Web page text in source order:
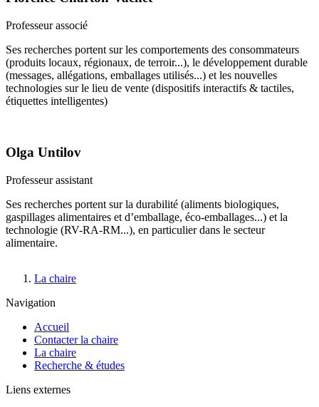
Professeur associé
Ses recherches portent sur les comportements des consommateurs
(produits locaux, régionaux, de terroir...), le développement durable
(messages, allégations, emballages utilisés...) et les nouvelles
technologies sur le lieu de vente (dispositifs interactifs & tactiles,
étiquettes intelligentes)
Olga Untilov
Professeur assistant
Ses recherches portent sur la durabilité (aliments biologiques,
gaspillages alimentaires et d’emballage, éco-emballages...) et la
technologie (RV-RA-RM...), en particulier dans le secteur
alimentaire.
La chaire
Navigation
Accueil
Contacter la chaire
La chaire
Recherche & études
Liens externes